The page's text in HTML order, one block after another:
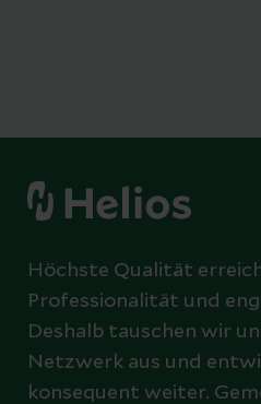
Höchste Qualität
Professionalität und
Deshalb tauschen wir
Netzwerk aus und
konsequent weiter.